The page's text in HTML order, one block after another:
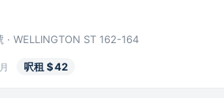
· WELLINGTON ST 162-164
呎租 $42